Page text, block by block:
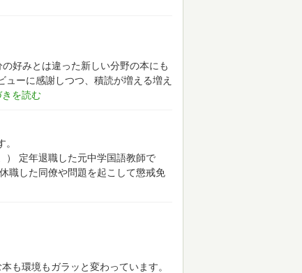
好みとは違った新しい分野の本にも
ーに感謝しつつ、積読が増える増え
定年退職した元中学国語教師で
職した同僚や問題を起こして懲戒免
も環境もガラッと変わっています。